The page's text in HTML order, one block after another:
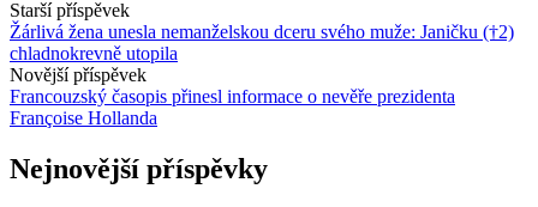
Starší příspěvek
Žárlivá žena unesla nemanželskou dceru svého muže: Janičku (†2)
chladnokrevně utopila
Novější příspěvek
Francouzský časopis přinesl informace o nevěře prezidenta
Françoise Hollanda
Nejnovější příspěvky